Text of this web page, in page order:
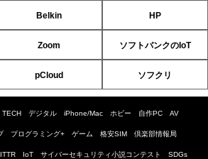
Belkin HP
Zoom ソフトバンクのIoT
pCloud ソフクリ
TECH デジタル iPhone/Mac ホビー 自作PC AV
プログラミング+ ゲーム 格安SIM 倶楽部情報局
IoT サイバーセキュリティ小説コンテスト SDGs